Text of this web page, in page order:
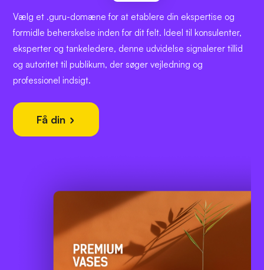
Vælg et .guru-domæne for at etablere din ekspertise og
formidle beherskelse inden for dit felt. Ideel til konsulenter,
eksperter og tankeledere, denne udvidelse signalerer tillid
og autoritet til publikum, der søger vejledning og
professionel indsigt.
Få din